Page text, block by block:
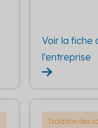
Voir la fiche
l'entreprise
Isolation des